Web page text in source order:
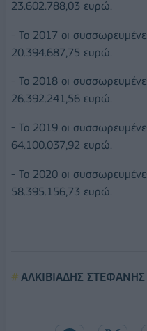
23.602.788,03 ευρώ.
- Το 2017 οι
20.394.687,75 ευρώ.
- Το 2018 οι
26.392.241,56 ευρώ.
- Το 2019 οι
64.100.037,92 ευρώ.
- Το 2020 οι
58.395.156,73 ευρώ.
ΑΛΚΙΒΙΑΔΗΣ ΣΤΕΦΑΝΗΣ